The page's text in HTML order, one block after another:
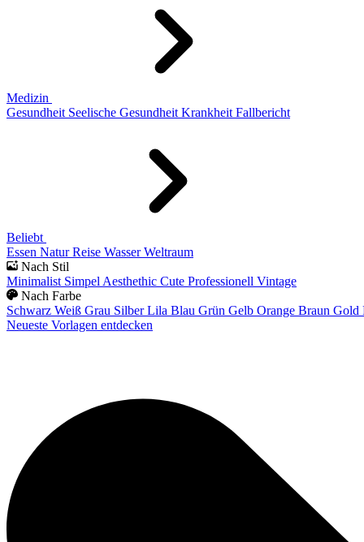
Medizin
Gesundheit Seelische Gesundheit Krankheit Fallbericht
Beliebt
Essen Natur Reise Wasser Weltraum
Nach Stil
Minimalist Simpel Aesthethic Cute Professionell Vintage
Nach Farbe
Schwarz Weiß Grau Silber Lila Blau Grün Gelb Orange Braun Gold
Neueste Vorlagen entdecken